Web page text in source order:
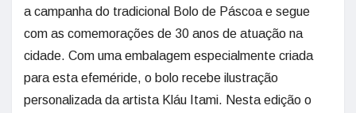
a campanha do tradicional Bolo de Páscoa e segue
com as comemorações de 30 anos de atuação na
cidade. Com uma embalagem especialmente criada
para esta efeméride, o bolo recebe ilustração
personalizada da artista Kláu Itami. Nesta edição o